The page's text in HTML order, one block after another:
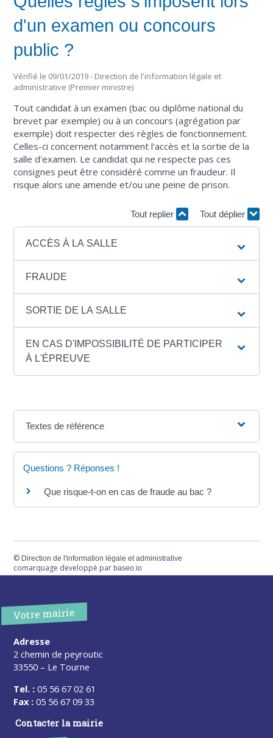
d'un examen ou concours
public ?
Vérifié le 09/01/2019 - Direction de l'information légale et
administrative (Premier ministre)
Tout candidat à un examen (bac ou diplôme national du
brevet par exemple) ou à un concours (agrégation par
exemple) doit respecter des règles de fonctionnement.
Celles-ci concernent notamment l'accès et la sortie de la
salle d'examen. Le candidat qui ne respecte pas ces
consignes peut être considéré comme un fraudeur. Il
risque alors une amende et/ou une peine de prison.
Tout replier Tout déplier
ACCÈS À LA SALLE
FRAUDE
SORTIE DE LA SALLE
EN CAS D'IMPOSSIBILITÉ DE PARTICIPER
À L'ÉPREUVE
Textes de référence
Questions ? Réponses !
Que risque-t-on en cas de fraude au bac ?
© Direction de l'information légale et administrative
comarquage developpé parbaseo.io
Votre mairie
Adresse
2 chemin de peyroutic
33550 – Le Tourne
Tel. : 05 56 67 02 61
Fax : 05 56 67 09 33
Contacter la mairie